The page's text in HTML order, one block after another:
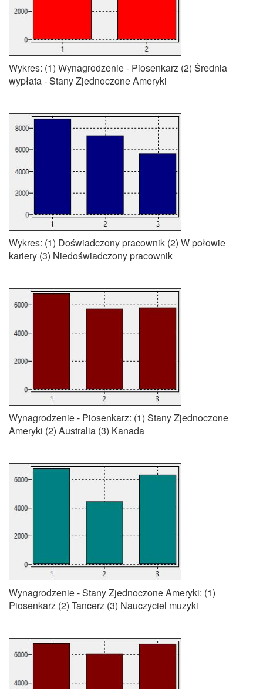
Wykres: (1) Wynagrodzenie - Piosenkarz (2) Średnia
wypłata - Stany Zjednoczone Ameryki
Wykres: (1) Doświadczony pracownik (2) W połowie
kariery (3) Niedoświadczony pracownik
Wynagrodzenie - Piosenkarz: (1) Stany Zjednoczone
Ameryki (2) Australia (3) Kanada
Wynagrodzenie - Stany Zjednoczone Ameryki: (1)
Piosenkarz (2) Tancerz (3) Nauczyciel muzyki